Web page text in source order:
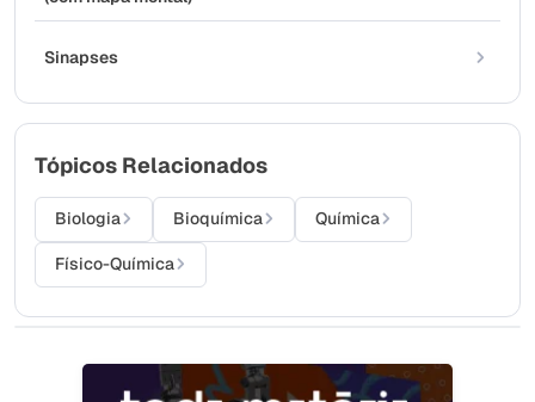
Sinapses
Tópicos Relacionados
Biologia Bioquímica Química
Físico-Química